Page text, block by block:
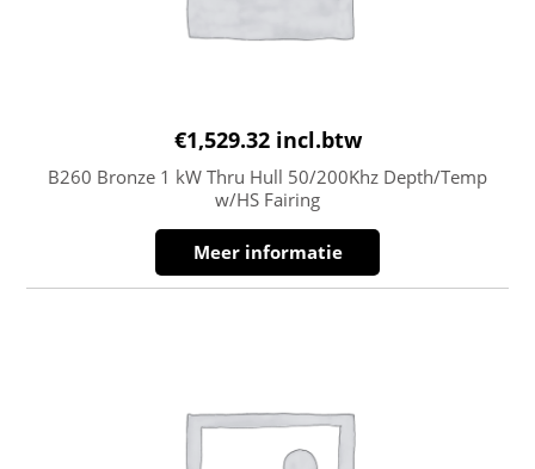
€1,529.32 incl.btw
B260 Bronze 1 kW Thru Hull 50/200Khz Depth/Temp
w/HS Fairing
Meer informatie